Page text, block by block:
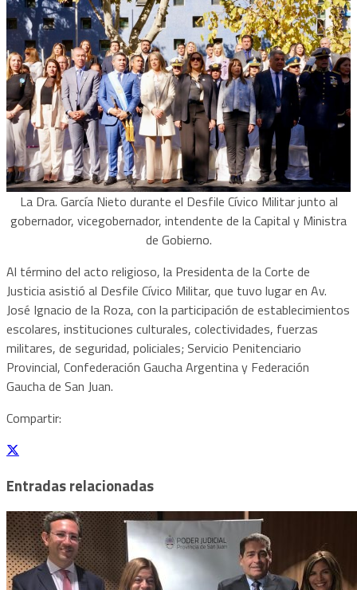
La Dra. García Nieto durante el Desfile Cívico Militar junto al
gobernador, vicegobernador, intendente de la Capital y Ministra
de Gobierno.
Al término del acto religioso, la Presidenta de la Corte de
Justicia asistió al Desfile Cívico Militar, que tuvo lugar en Av.
José Ignacio de la Roza, con la participación de establecimientos
escolares, instituciones culturales, colectividades, fuerzas
militares, de seguridad, policiales; Servicio Penitenciario
Provincial, Confederación Gaucha Argentina y Federación
Gaucha de San Juan.
Compartir:
Entradas relacionadas